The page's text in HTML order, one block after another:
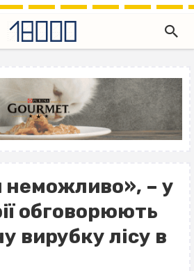
неможливо», – у
обговорюють
вирубку лісу в